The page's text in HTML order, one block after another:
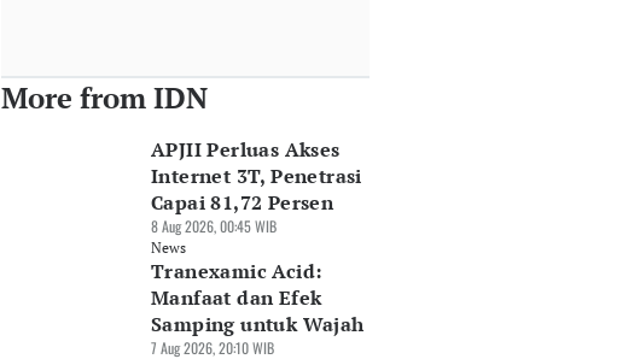
More from IDN
APJII Perluas Akses
Internet 3T, Penetrasi
Capai 81,72 Persen
8 Aug 2026, 00:45 WIB
News
Tranexamic Acid:
Manfaat dan Efek
Samping untuk Wajah
7 Aug 2026, 20:10 WIB